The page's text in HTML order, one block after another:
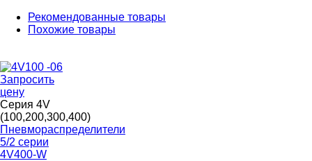
Рекомендованные товары
Похожие товары
Запросить
цену
Серия 4V
(100,200,300,400)
Пневмораспределители
5/2 серии
4V400-W